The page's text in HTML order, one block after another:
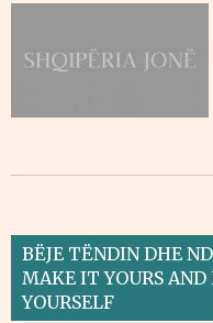
BËJE TËNDIN DHE
MAKE IT YOURS
YOURSELF